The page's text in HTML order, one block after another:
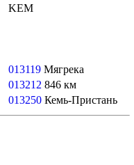
KEM
013119 Мягрека
013212 846 км
013250 Кемь-Пристань